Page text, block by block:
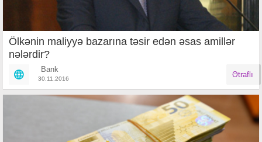
Ölkənin maliyyə bazarına təsir edən əsas amillər
nələrdir?
Bank
30.11.2016 Ətraflı